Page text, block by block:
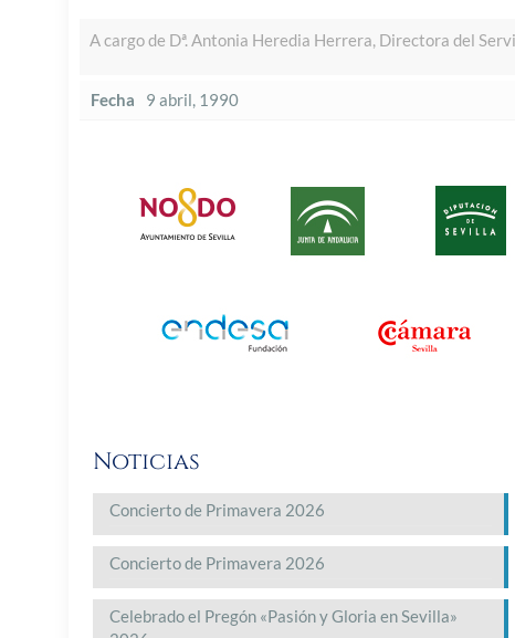
A cargo de Dª. Antonia Heredia Herrera, Directora del
Fecha
9 abril, 1990
Noticias
Concierto de Primavera 2026
Concierto de Primavera 2026
Celebrado el Pregón «Pasión y Gloria en Sevilla»